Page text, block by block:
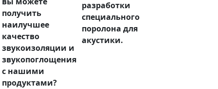
получить
наилучшее
качество
звукоизоляции и
звукопоглощения
с нашими
продуктами?
разработки
специального
поролона для
акустики.